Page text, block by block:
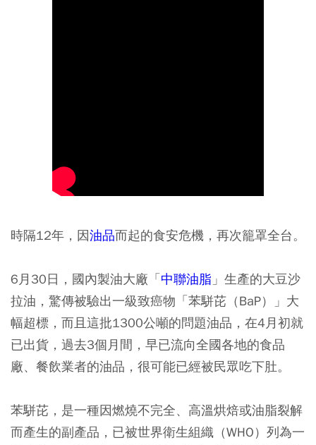
時隔12年，因油品而起的食安危機，再次籠罩全台。
6月30日，國內製油大廠「中聯油脂 」生產的大豆沙
拉油，驚傳被驗出一級致癌物「苯駢芘（BaP）」大
幅超標，而且這批1300公噸的問題油品，在4月初就
已出貨，過去3個月間，早已流向全國各地的食品
廠、餐飲業者的油品，很可能已經被民眾吃下肚。
苯駢芘，是一種因燃燒不完全、高溫烘焙或油脂裂解
而產生的副產品，已被世界衛生組織（WHO）列為一